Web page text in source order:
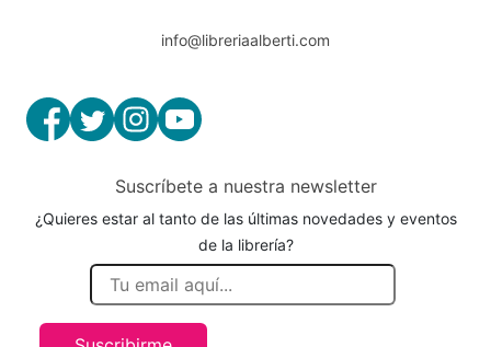
info@libreriaalberti.com
Suscríbete a nuestra newsletter
¿Quieres estar al tanto de las últimas novedades y eventos
de la librería?